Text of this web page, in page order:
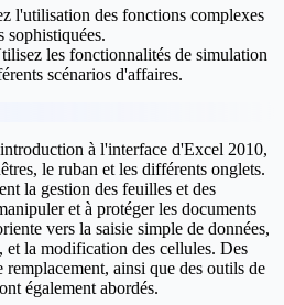
l'utilisation des fonctions complexes
sophistiquées.
les fonctionnalités de simulation
scénarios d'affaires.
à l'interface d'Excel 2010,
le ruban et les différents onglets.
la gestion des feuilles et des
et à protéger les documents
vers la saisie simple de données,
et la modification des cellules. Des
remplacement, ainsi que des outils de
également abordés.